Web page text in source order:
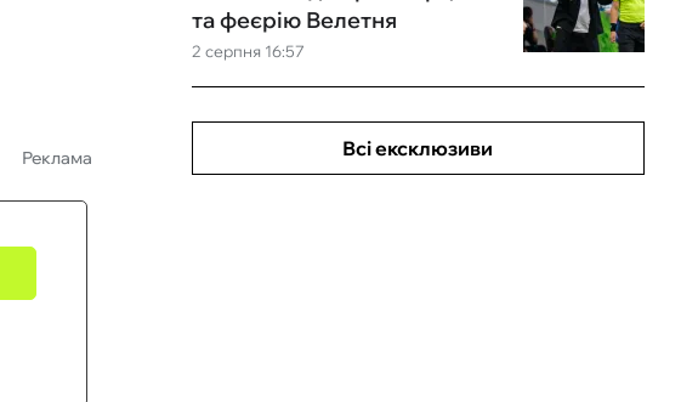
Реклама
2 серпня 16:57
та феєрію Велетня
Всі ексклюзиви